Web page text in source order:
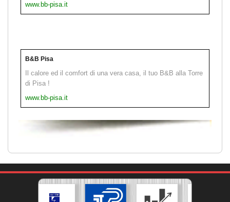
www.bb-pisa.it
B&B Pisa
Il calore ed il comfort di una vera casa, il tuo B&B alla Torre
di Pisa !
www.bb-pisa.it